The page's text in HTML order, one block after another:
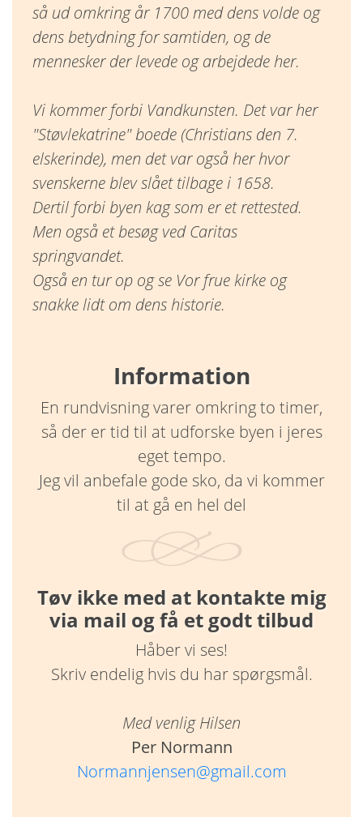
så ud omkring år 1700 med dens volde og
dens betydning for samtiden, og de
mennesker der levede og arbejdede her.
Vi kommer forbi Vandkunsten. Det var her
"Støvlekatrine" boede (Christians den 7.
elskerinde), men det var også her hvor
svenskerne blev slået tilbage i 1658.
Dertil forbi byen kag som er et rettested.
Men også et besøg ved Caritas
springvandet.
Også en tur op og se Vor frue kirke og
snakke lidt om dens historie.
Information
En rundvisning varer omkring to timer,
så der er tid til at udforske byen i jeres
eget tempo.
Jeg vil anbefale gode sko, da vi kommer
til at gå en hel del
Tøv ikke med at kontakte mig
via mail og få et godt tilbud
Håber vi ses!
Skriv endelig hvis du har spørgsmål.
Med venlig Hilsen
Per Normann
Normannjensen@gmail.com